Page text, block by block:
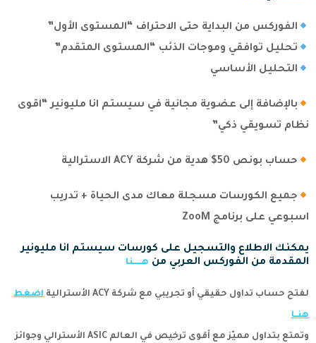
الفوركس من البداية حتى الاحتراف “المستوى الأول”
تحليل توافقي وموجات الذئب “المستوى المتقدم”
التحليل الأساسي
بالإضافة إلى عضوية مجانية في سيستم انا مليونير “اقوى
نظام تسويقي ذكي”
حساب بونص 50$ هدية من شركة ACY الاسترالية
جميع الكورسات مسجلة معاك مدى الحياة + تدريب
اسبوعي على برنامج ZooM
يمكنك الاطلاع والتسجيل على كورسات سيستم انا مليونير
المقدمة من الفوركس العربي من هــــــنا
لفتح حساب تداول حقيقي أو تجريبي مع شركة ACY الأسترالية اضغط
هنــا
وتمتع بتداول مميّز مع أقوى ترخيص في العالم ASIC الأسترالي وجوائز